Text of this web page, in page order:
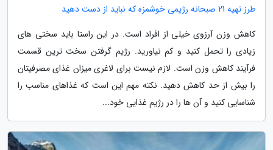
طرز تهیه 21 صبحانه رژیمی خوشمزه که نباید از دست دهید
کاهش وزن آرزوی خیلی از افراد است. در این راستا باید سختی های
زیادی را تحمل کنید و کم نیاورید. رژیم گرفتن سخت ترین قسمت
فرآیند کاهش وزن است. لازم نیست برای لاغری میزان غذای مصرفیتان
را بیش از حد کاهش دهید. نکته مهم این است که غذاهای مناسب را
شناسایی کنید و آن ها را در رژیم غذایی خود...